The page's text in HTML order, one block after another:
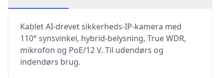
Kablet AI-drevet sikkerheds-IP-kamera med
110° synsvinkel, hybrid-belysning, True WDR,
mikrofon og PoE/12 V. Til udendørs og
indendørs brug.